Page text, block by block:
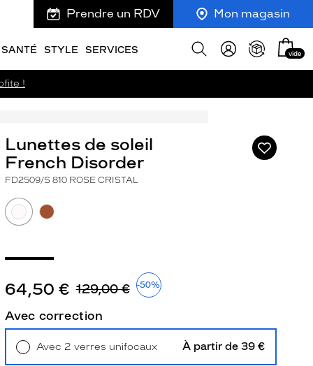
Prendre un RDV Mon magasin
SANTÉ STYLE SERVICES
Afficher
Mon
panier
vide
!
Ajouter
à
Lunettes de soleil
French Disorder
FD2509/S 810 ROSE CRISTAL
64,50 € 129,00 € -50%
Avec correction
Avec 2 verres unifocaux À partir de 39 €